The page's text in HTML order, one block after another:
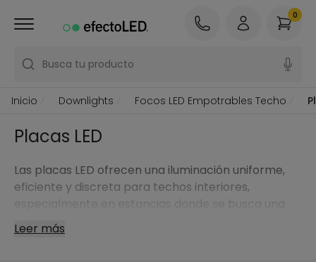
Busca tu producto
0
Inicio Downlights Focos LED Empotrables Techo
Placas LED
Las placas LED ofrecen una iluminación uniforme,
eficiente y discreta para techos interiores,
especialmente en estancias donde se busca una
luz amplia sin sombras marcadas.
Leer más